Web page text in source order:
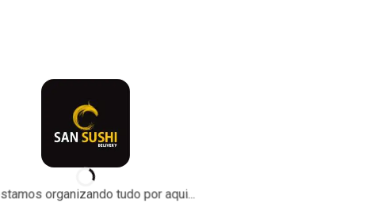
organizando tudo por aqui...